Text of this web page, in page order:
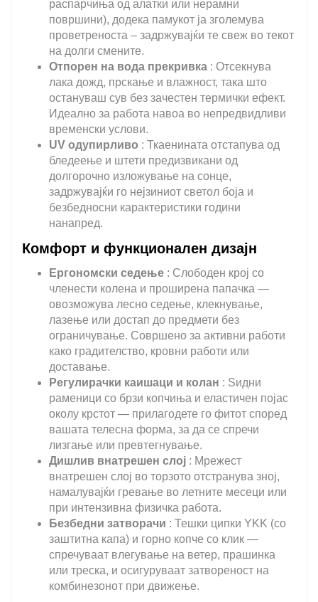
распарчиња од алатки или нерамни
површини), додека памукот ја зголемува
проветреноста – задржувајќи те свеж во текот
на долги смените.
Отпорен на вода прекривка : Отсекнува
лака дожд, прскање и влажност, така што
остануваш сув без зачестен термички ефект.
Идеално за работа навоа во непредвидливи
временски услови.
UV одупирливо : Ткаенината отстапува од
бледеење и штети предизвикани од
долгорочно изложување на сонце,
задржувајќи го нејзиниот светол боја и
безбедносни карактеристики години
нанапред.
Комфорт и функционален дизајн
Ергономски седење : Слободен крој со
членести колена и проширена папачка —
овозможува лесно седење, клекнување,
лазење или достап до предмети без
ограничување. Совршено за активни работи
како градителство, кровни работи или
доставање.
Регулирачки каишаци и колан : Ѕидни
раменици со брзи копчиња и еластичен појас
околу крстот — прилагодете го фитот според
вашата телесна форма, за да се спречи
лизгање или превтегнување.
Дишлив внатрешен слој : Мрежест
внатрешен слој во торзото отстранува зној,
намалувајќи гревање во летните месеци или
при интензивна физичка работа.
Безбедни затворачи : Тешки ципки YKK (со
заштитна капа) и горно копче со клик —
спречуваат влегување на ветер, прашинка
или треска, и осигуруваат затвореност на
комбинезонот при движење.